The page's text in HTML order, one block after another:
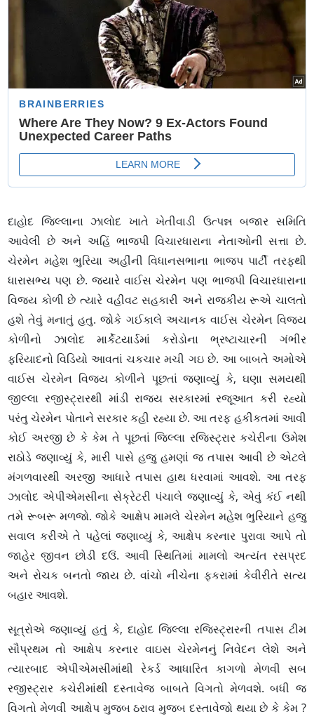
દાહોદ જિલ્લાના ઝાલોદ ખાતે ખેતીવાડી ઉત્પન્ન બજાર સમિતિ
આવેલી છે અને અહિં ભાજપી વિચારધારાના નેતાઓની સત્તા છે.
ચેરમેન મહેશ ભુરિયા અહીંની વિધાનસભાના ભાજપ પાર્ટી તરફથી
ધારાસભ્ય પણ છે. જ્યારે વાઈસ ચેરમેન પણ ભાજપી વિચારધારાના
વિજય કોળી છે ત્યારે વહીવટ સહકારી અને રાજકીય રૂએ ચાલતો
હશે તેવું મનાતું હતુ. જોકે ગઈકાલે અચાનક વાઈસ ચેરમેન વિજય
કોળીનો ઝાલોદ માર્કેટયાર્ડમાં કરોડોના ભ્રષ્ટાચારની ગંભીર
ફરિયાદનો વિડિયો આવતાં ચકચાર મચી ગઇ છે. આ બાબતે અમોએ
વાઈસ ચેરમેન વિજય કોળીને પૂછતાં જણાવ્યું કે, ઘણા સમયથી
જીલ્લા રજીસ્ટ્રારથી માંડી રાજ્ય સરકારમાં રજૂઆત કરી રહ્યો
પરંતુ ચેરમેન પોતાને સરકાર કહી રહ્યા છે. આ તરફ હકીકતમાં આવી
કોઈ અરજી છે કે કેમ તે પૂછતાં જિલ્લા રજિસ્ટ્રાર કચેરીના ઉમેશ
રાઠોડે જણાવ્યું કે, મારી પાસે હજુ હમણાં જ તપાસ આવી છે એટલે
મંગળવારથી અરજી આધારે તપાસ હાથ ધરવામાં આવશે. આ તરફ
ઝાલોદ એપીએમસીના સેક્રેટરી પંચાલે જણાવ્યું કે, એવું કંઈ નથી
તમે રૂબરૂ મળજો. જોકે આક્ષેપ મામલે ચેરમેન મહેશ ભુરિયાને હજુ
સવાલ કરીએ તે પહેલાં જણાવ્યું કે, આક્ષેપ કરનાર પુરાવા આપે તો
જાહેર જીવન છોડી દઉં. આવી સ્થિતિમાં મામલો અત્યંત રસપ્રદ
અને રોચક બનતો જાય છે. વાંચો નીચેના ફકરામાં કેવીરીતે સત્ય
બહાર આવશે.
સૂત્રોએ જણાવ્યું હતું કે, દાહોદ જિલ્લા રજિસ્ટ્રારની તપાસ ટીમ
સૌપ્રથમ તો આક્ષેપ કરનાર વાઇસ ચેરમેનનું નિવેદન લેશે અને
ત્યારબાદ એપીએમસીમાંથી રેકર્ડ આધારિત કાગળો મેળવી સબ
રજીસ્ટ્રાર કચેરીમાંથી દસ્તાવેજ બાબતે વિગતો મેળવશે. બધી જ
વિગતો મેળવી આક્ષેપ મુજબ ઠરાવ મુજબ દસ્તાવેજો થયા છે કે કેમ ?